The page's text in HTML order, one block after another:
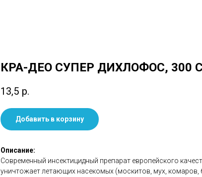
КРА-ДЕО СУПЕР ДИХЛОФОС, 300
13,5 р.
Добавить в корзину
Описание:
Современный инсектицидный препарат европейского
уничтожает летающих насекомых (москитов, мух, комаров,